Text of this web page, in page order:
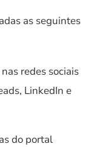
as seguintes
redes sociais
LinkedIn e
do portal